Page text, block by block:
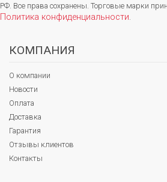
РФ. Все права сохранены. Торговые марки
Политика конфиденциальности
КОМПАНИЯ
О компании
Новости
Оплата
Доставка
Гарантия
Отзывы клиентов
Контакты